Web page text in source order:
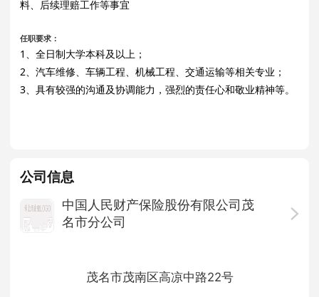
料、后续理赔工作等事宜
任职要求：
1、全日制大学本科及以上；
2、汽车维修、车辆工程、机械工程、交通运输等相关专业；
3、具有较强的沟通及协调能力，强烈的责任心和敬业精神等。
公司信息
中国人民财产保险股份有限公司茂
名市分公司
茂名市茂南区高凉中路22号